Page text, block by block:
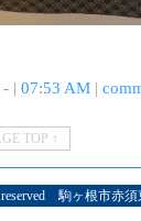
- | 07:53 AM|
TOP ↑
reserved 駒ヶ根市